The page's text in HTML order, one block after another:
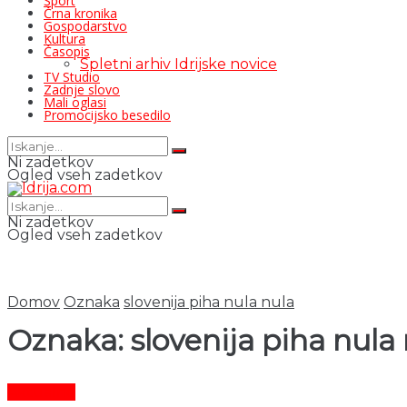
Črna kronika
Gospodarstvo
Kultura
Časopis
Spletni arhiv Idrijske novice
TV Studio
Zadnje slovo
Mali oglasi
Promocijsko besedilo
Ni zadetkov
Ogled vseh zadetkov
Ni zadetkov
Ogled vseh zadetkov
Domov Oznaka slovenija piha nula nula
Oznaka: slovenija piha nula